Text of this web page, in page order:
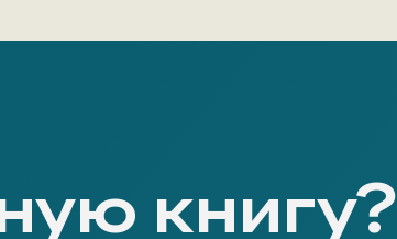
книгу?